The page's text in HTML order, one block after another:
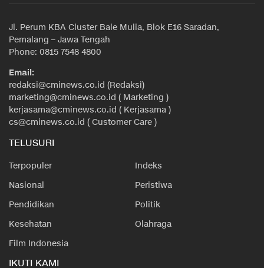
Jl. Perum KBA Cluster Bale Mulia, Blok E16 Saradan,
Pemalang – Jawa Tengah
Phone: 0815 7548 4800
Email:
redaksi@cminews.co.id (Redaksi)
marketing@cminews.co.id ( Marketing )
kerjasama@cminews.co.id ( Kerjasama )
cs@cminews.co.id ( Customer Care )
TELUSURI
Terpopuler
Indeks
Nasional
Peristiwa
Pendidikan
Politik
Kesehatan
Olahraga
Film Indonesia
IKUTI KAMI